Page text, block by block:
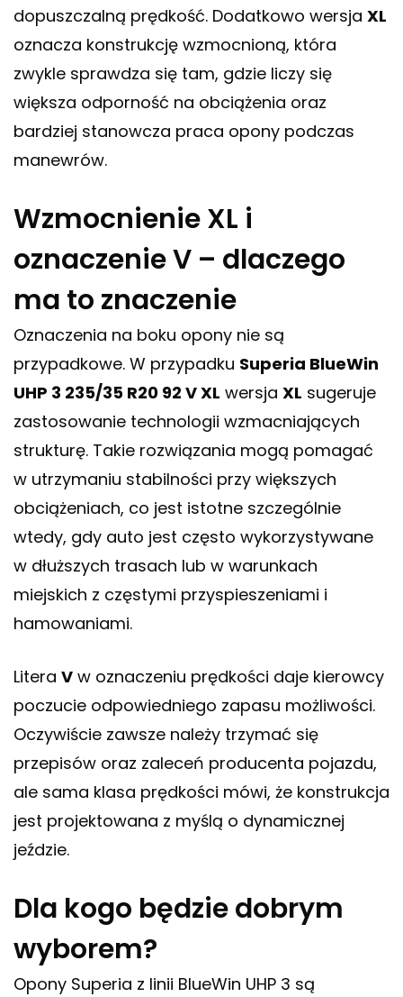
dopuszczalną prędkość. Dodatkowo wersja XL
oznacza konstrukcję wzmocnioną, która
zwykle sprawdza się tam, gdzie liczy się
większa odporność na obciążenia oraz
bardziej stanowcza praca opony podczas
manewrów.
Wzmocnienie XL i
oznaczenie V – dlaczego
ma to znaczenie
Oznaczenia na boku opony nie są
przypadkowe. W przypadku Superia BlueWin
UHP 3 235/35 R20 92 V XL wersja XL sugeruje
zastosowanie technologii wzmacniających
strukturę. Takie rozwiązania mogą pomagać
w utrzymaniu stabilności przy większych
obciążeniach, co jest istotne szczególnie
wtedy, gdy auto jest często wykorzystywane
w dłuższych trasach lub w warunkach
miejskich z częstymi przyspieszeniami i
hamowaniami.
Litera V w oznaczeniu prędkości daje kierowcy
poczucie odpowiedniego zapasu możliwości.
Oczywiście zawsze należy trzymać się
przepisów oraz zaleceń producenta pojazdu,
ale sama klasa prędkości mówi, że konstrukcja
jest projektowana z myślą o dynamicznej
jeździe.
Dla kogo będzie dobrym
wyborem?
Opony Superia z linii BlueWin UHP 3 są